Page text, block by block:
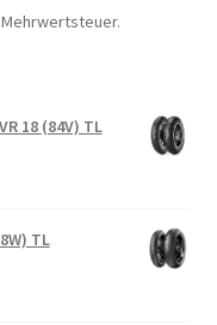
18 (84V) TL
TL